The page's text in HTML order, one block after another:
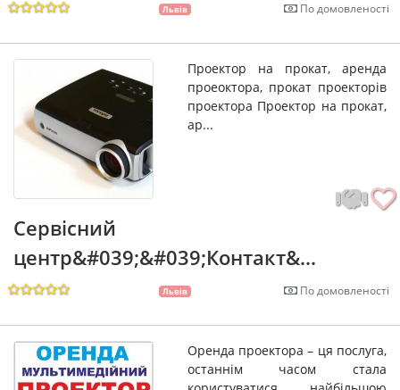
Львів По домовленості
Проектор на прокат, аренда
проеоктора, прокат проекторів
проектора Проектор на прокат,
ар...
Сервісний
центр&#039;&#039;Контакт&...
Львів По домовленості
Оренда проектора – ця послуга,
останнім часом стала